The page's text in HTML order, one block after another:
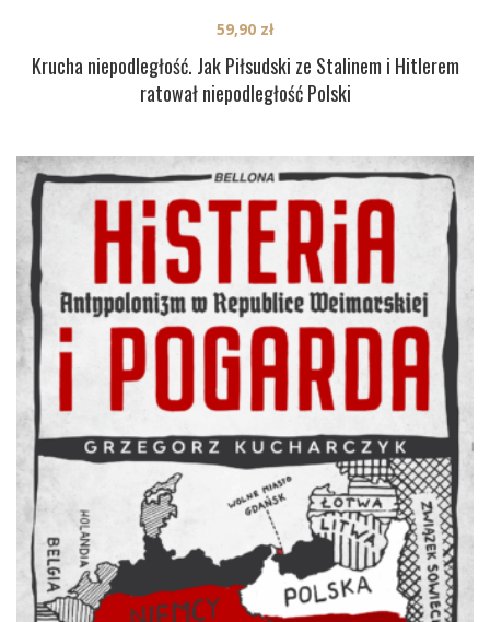
Krucha niepodległość. Jak Piłsudski ze Stalinem i Hitlerem
ratował niepodległość Polski
59,90 zł